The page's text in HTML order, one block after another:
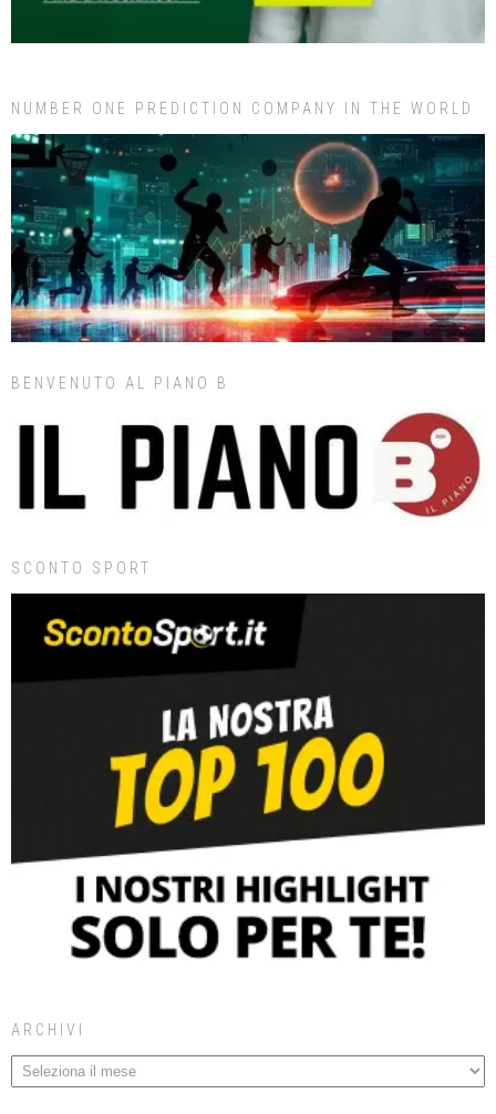
NUMBER ONE PREDICTION COMPANY IN THE WORLD
BENVENUTO AL PIANO B
SCONTO SPORT
ARCHIVI